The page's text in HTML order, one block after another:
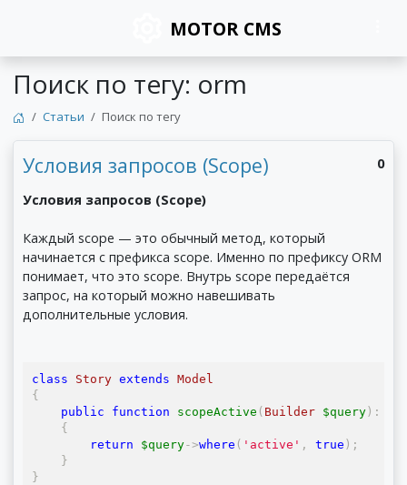
MOTOR CMS
Поиск по тегу: orm
Статьи Поиск по тегу
0
Условия запросов (Scope)
Условия запросов (Scope)
Каждый scope — это обычный метод, который
начинается с префикса scope. Именно по префиксу ORM
понимает, что это scope. Внутрь scope передаётся
запрос, на который можно навешивать
дополнительные условия.
class Story extends
Model
{
public
function scopeActive ( Builder $query ):
{
return $query->where ( 'active' , true );
}
}